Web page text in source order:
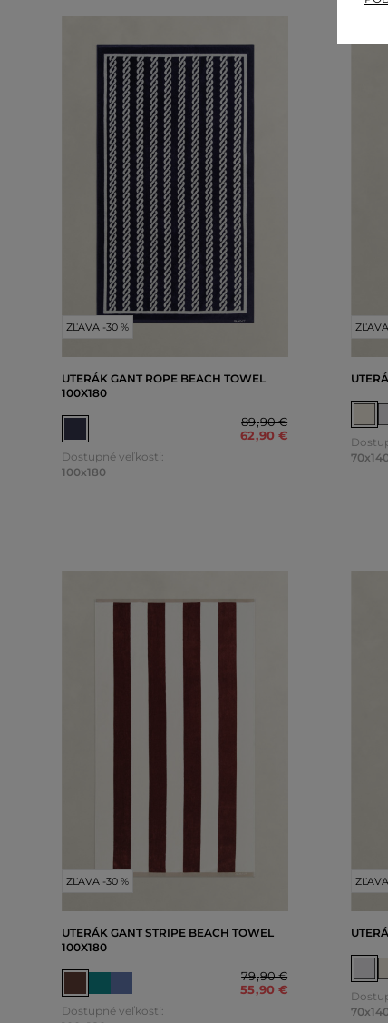
ZĽAVA -30 %
UTERÁK GANT ROPE BEACH TOWEL
100X180
89,90 €
62,90 €
Dostupné veľkosti:
100x180
ZĽAVA -30 %
UTERÁK GANT STRIPE BEACH TOWEL
100X180
79,90 €
55,90 €
Dostupné veľkosti: